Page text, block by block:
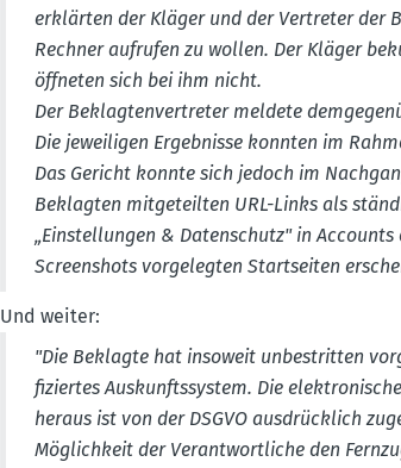
erklärten der Kläger und der Vertreter der
Rechner aufrufen zu wollen. Der Kläger
öffneten sich bei ihm nicht.
Der Beklag­ten­ver­treter meldete
Die jewei­ligen Ergeb­nisse konnten im
Das Gericht konnte sich jedoch im
Beklagten mitge­teilten URL-Links als
„Einstel­lungen & Daten­schutz" in
Screen­shots vorge­legten Start­seiten
Und weiter:
"Die Beklagte hat insoweit unbestritten
fi­ziertes Auskunfts­system. Die
heraus ist von der DSGVO ausdrücklich
Möglichkeit der Verant­wort­liche den